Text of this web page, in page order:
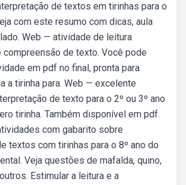
de textos em tirinhas para o
com este resumo com dicas, aula
Web — atividade de leitura
compreensão de texto. Você pode
em pdf no final, pronta para
a tirinha para. Web — excelente
de texto para o 2º ou 3º ano
tirinha. Também disponível em pdf.
com gabarito sobre
textos com tirinhas para o 8º ano do
Veja questões de mafalda, quino,
Estimular a leitura e a